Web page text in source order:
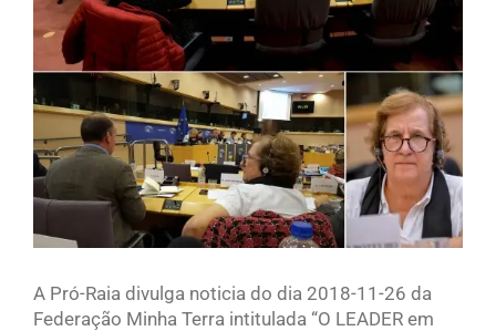
A Pró-Raia divulga noticia do dia 2018-11-26 da
Federação Minha Terra intitulada “O LEADER em